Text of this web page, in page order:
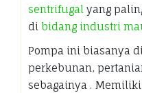
sentrifugal yang
di bidang industri
Pompa ini biasanya
perkebunan,
sebagainya .